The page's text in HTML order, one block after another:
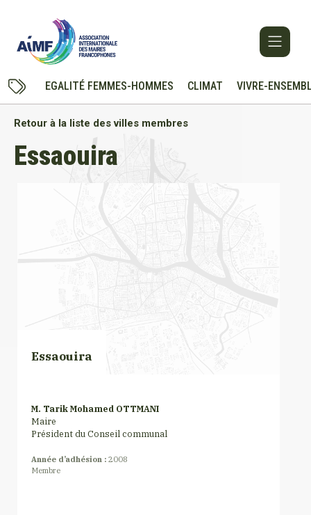
EGALITÉ FEMMES-HOMMES CLIMAT VIVRE-
Retour à la liste des villes membres
Essaouira
Essaouira
M. Tarik Mohamed OTTMANI
Maire
Président du Conseil communal
Année d’adhésion : 2008
Membre